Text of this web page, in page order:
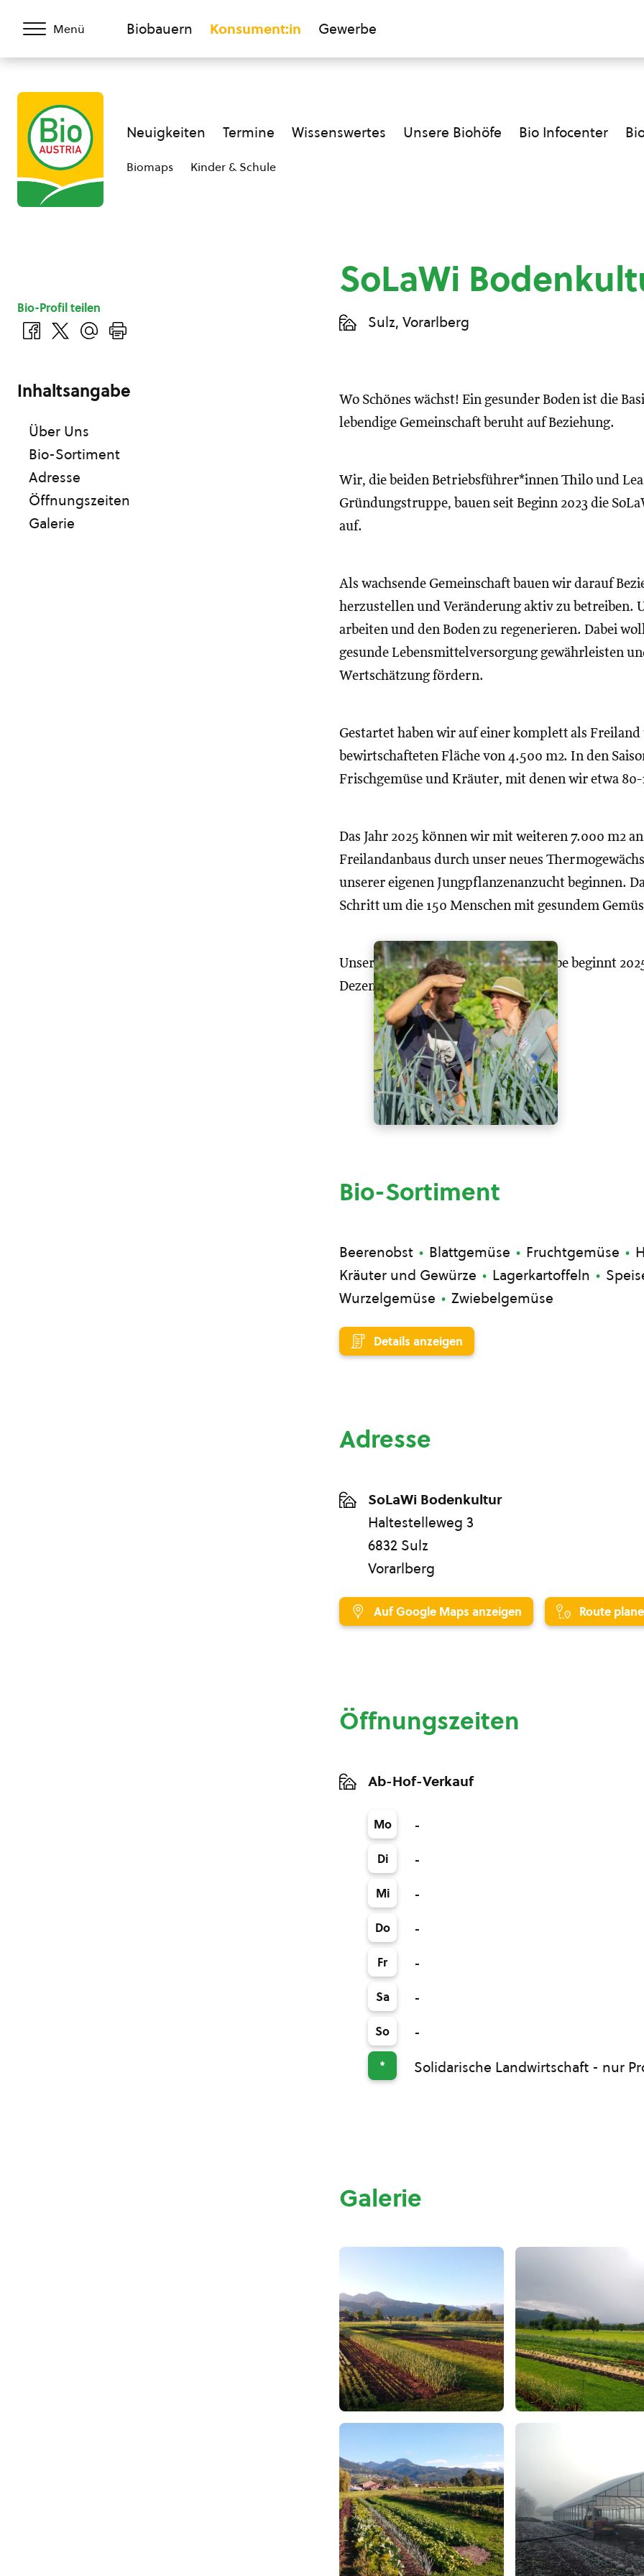
Menü Biobauern Konsument:in Gewerbe
Neuigkeiten Termine Wissenswertes Unsere Biohöfe Bio Infocenter
Biomaps Kinder & Schule
SoLaWi
Sulz, Vorarlberg
Wo Schönes wächst! Ein gesunder Boden ist die
lebendige Gemeinschaft beruht auf Beziehung.
Wir, die beiden Betriebsführer*innen Thilo und
Gründungstruppe, bauen seit Beginn 2023 die
auf.
Als wachsende Gemeinschaft bauen wir darauf
herzustellen und Veränderung aktiv zu betreiben.
arbeiten und den Boden zu regenerieren. Dabei
gesunde Lebensmittelversorgung gewährleisten
Wertschätzung fördern.
Gestartet haben wir auf einer komplett als
bewirtschafteten Fläche von 4.500 m2. In den
Frischgemüse und Kräuter, mit denen wir etwa
Das Jahr 2025 können wir mit weiteren 7.000 m2
Freilandanbaus durch unser neues
unserer eigenen Jungpflanzenanzucht beginnen.
Schritt um die 150 Menschen mit gesundem
Unsere wöchentliche Gemüse-Ausgabe beginnt
Dezember.
Bio-Sortiment
Beerenobst Blattgemüse Fruchtgemüse
Kräuter und Gewürze
Lagerkartoffeln
Wurzelgemüse
Zwiebelgemüse
Details anzeigen
Adresse
SoLaWi Bodenkultur
Haltestelleweg 3
6832 Sulz
Vorarlberg
Auf Google Maps anzeigen Route
Öffnungszeiten
Ab-Hof-Verkauf
Mo -
Di -
Mi -
Do -
Fr -
Sa -
So -
* Solidarische Landwirtschaft - nur
Galerie
Bio-Profil teilen
Inhaltsangabe
Über Uns
Bio-Sortiment
Adresse
Öffnungszeiten
Galerie